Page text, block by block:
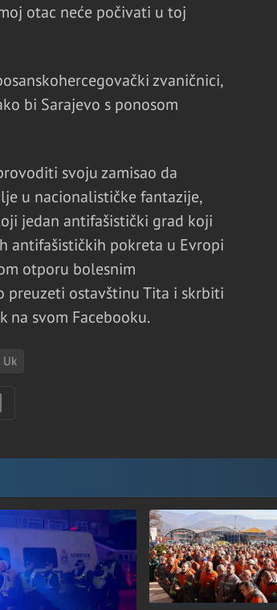
otac neće počivati u toj
zvaničnici,
bi Sarajevo s ponosom
svoju zamisao da
u nacionalističke fantazije,
jedan antifašistički grad koji
antifašističkih pokreta u Evropi
otporu bolesnim
preuzeti ostavštinu Tita i skrbiti
na svom Facebooku.
Uk